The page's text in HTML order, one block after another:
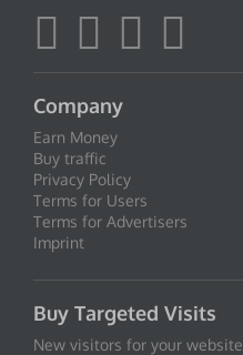
Company
Earn Money
Buy traffic
Privacy Policy
Terms for Users
Terms for Advertisers
Imprint
Buy Targeted Visits
New visitors for your website